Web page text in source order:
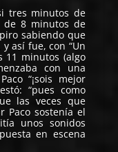
tres minutos de
de 8 minutos de
sabiendo que
así fue, con “Un
11 minutos (algo
con una
“¡sois mejor
“pues como
las veces que
Paco sostenía el
unos sonidos
en escena